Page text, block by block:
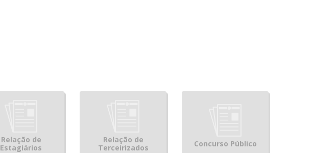
Relação de
Estagiários
Relação de
Terceirizados
Concurso Público